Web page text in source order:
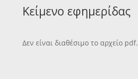
Κείμενο εφημερίδας
Δεν είναι διαθέσιμο το αρχείο pdf.